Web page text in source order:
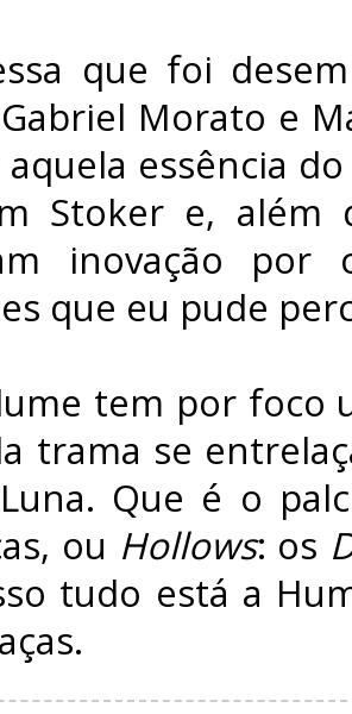
que foi
Morato e
essência
Stoker e, além
inovação por
que eu pude
tem por foco
trama se
Que é o
ou Hollows: os
tudo está a